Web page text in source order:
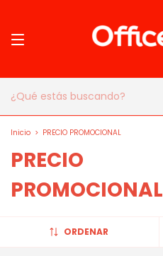
Inicio > PRECIO PROMOCIONAL
PRECIO
PROMOCIONAL
ORDENAR